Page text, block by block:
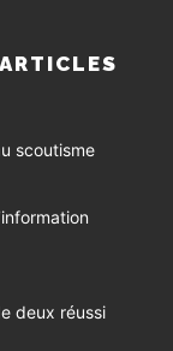
scoutisme
deux réussi